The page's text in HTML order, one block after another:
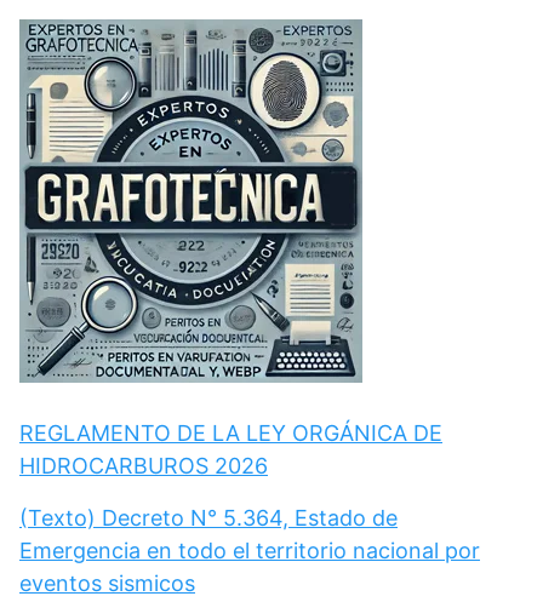
REGLAMENTO DE LA LEY ORGÁNICA DE
HIDROCARBUROS 2026
(Texto) Decreto N° 5.364, Estado de
Emergencia en todo el territorio nacional por
eventos sismicos